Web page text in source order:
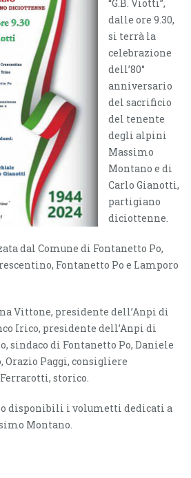
“G.B. Viotti”,
dalle ore 9.30,
si terrà la
celebrazione
dell’80°
anniversario
del sacrificio
del tenente
degli alpini
Massimo
Montano e di
Carlo Gianotti,
partigiano
diciottenne.
dal Comune di Fontanetto Po,
Fontanetto Po e Lamporo
Vittone, presidente dell’Anpi di
Irico, presidente dell’Anpi di
sindaco di Fontanetto Po, Daniele
Orazio Paggi, consigliere
storico.
disponibili i volumetti dedicati a
Montano.